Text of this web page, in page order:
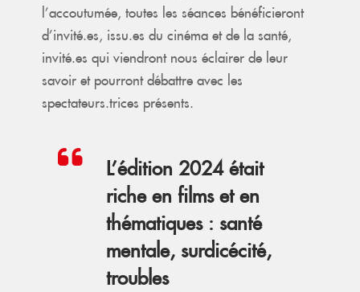
l’accoutumée, toutes les séances bénéficieront
d’invité.es, issu.es du cinéma et de la santé,
invité.es qui viendront nous éclairer de leur
savoir et pourront débattre avec les
spectateurs.trices présents.
L’édition 2024 était
riche en films et en
thématiques : santé
mentale, surdicécité,
troubles